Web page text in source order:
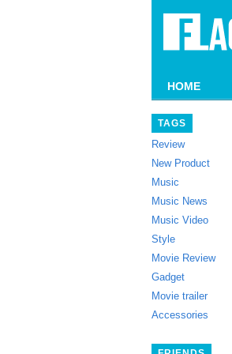
HOME
TAGS
Review
New Product
Music
Music News
Music Video
Style
Movie Review
Gadget
Movie trailer
Accessories